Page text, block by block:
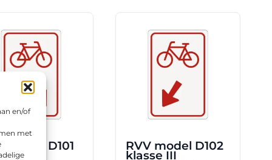
en/of
met
model D101
III
RVV model D102
klasse III
meerdere
worden